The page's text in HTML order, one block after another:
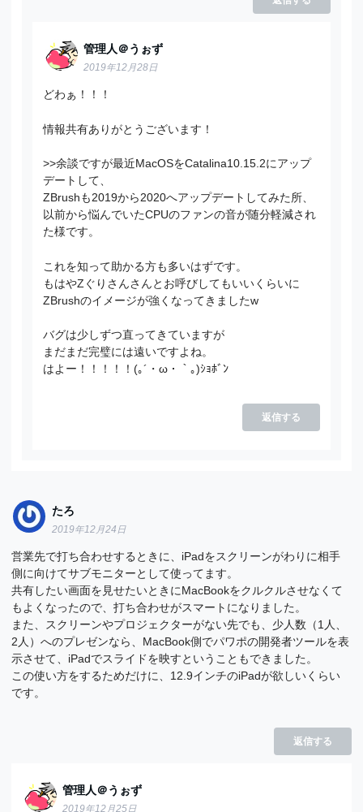
管理人＠うぉず
2019年12月28日
どわぁ！！！
情報共有ありがとうございます！
>>余談ですが最近MacOSをCatalina10.15.2にアップ
デートして、
ZBrushも2019から2020へアップデートしてみた所、
以前から悩んでいたCPUのファンの音が随分軽減され
た様です。
これを知って助かる方も多いはずです。
もはやZぐりさんさんとお呼びしてもいいくらいに
ZBrushのイメージが強くなってきましたw
バグは少しずつ直ってきていますが
まだまだ完璧には遠いですよね。
はよー！！！！！(｡´・ω・｀｡)ｼｮﾎﾞﾝ
返信する
たろ
2019年12月24日
営業先で打ち合わせするときに、iPadをスクリーンがわりに相手
側に向けてサブモニターとして使ってます。
共有したい画面を見せたいときにMacBookをクルクルさせなくて
もよくなったので、打ち合わせがスマートになりました。
また、スクリーンやプロジェクターがない先でも、少人数（1人、
2人）へのプレゼンなら、MacBook側でパワポの開発者ツールを表
示させて、iPadでスライドを映すということもできました。
この使い方をするためだけに、12.9インチのiPadが欲しいくらい
です。
返信する
管理人＠うぉず
2019年12月25日